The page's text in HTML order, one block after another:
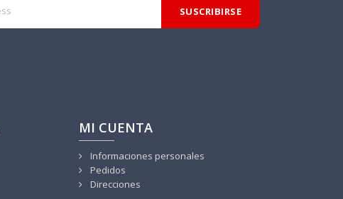
MI CUENTA
Informaciones personales
Pedidos
Direcciones